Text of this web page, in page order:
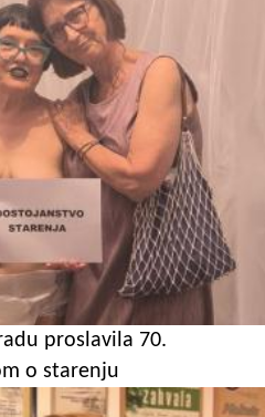
proslavila 70.
o starenju